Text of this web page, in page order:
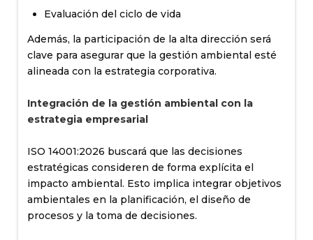
Evaluación del ciclo de vida
Además, la participación de la alta dirección será
clave para asegurar que la gestión ambiental esté
alineada con la estrategia corporativa.
Integración de la gestión ambiental con la
estrategia empresarial
ISO 14001:2026 buscará que las decisiones
estratégicas consideren de forma explícita el
impacto ambiental. Esto implica integrar objetivos
ambientales en la planificación, el diseño de
procesos y la toma de decisiones.